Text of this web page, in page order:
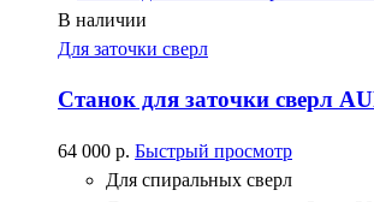
В наличии
Для заточки сверл
Станок для заточки сверл
64 000 р. Быстрый просмотр
Для спиральных сверл